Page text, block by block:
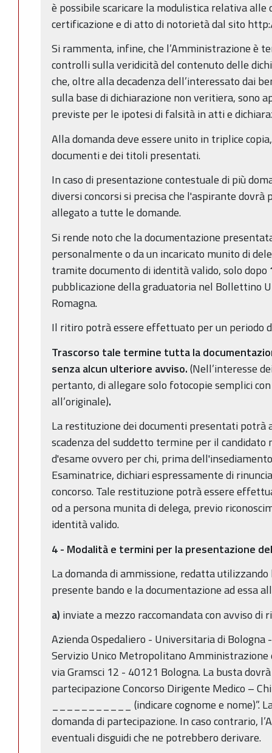
è possibile scaricare la modulistica relativa
certificazione e di atto di notorietà dal sito
Si rammenta, infine, che l’Amministrazione è
controlli sulla veridicità del contenuto delle
che, oltre alla decadenza dell’interessato dai
sulla base di dichiarazione non veritiera, sono
previste per le ipotesi di falsità in atti e
Alla domanda deve essere unito in triplice
documenti e dei titoli presentati.
In caso di presentazione contestuale di più
diversi concorsi si precisa che l'aspirante
allegato a tutte le domande.
Si rende noto che la documentazione
personalmente o da un incaricato munito di
tramite documento di identità valido, solo dopo
pubblicazione della graduatoria nel Bollettino
Romagna.
Il ritiro potrà essere effettuato per un periodo
Trascorso tale termine tutta la
senza alcun ulteriore avviso.(Nell’interesse
pertanto, di allegare solo fotocopie semplici
all’originale).
La restituzione dei documenti presentati potrà
scadenza del suddetto termine per il
d'esame ovvero per chi, prima
Esaminatrice, dichiari espressamente di
concorso. Tale restituzione potrà essere
od a persona munita di delega, previo
identità valido.
4 - Modalità e termini per la presentazione
La domanda di ammissione, redatta
presente bando e la documentazione ad essa
a) inviate a mezzo raccomandata con avviso di
Azienda Ospedaliero - Universitaria di Bologna
Servizio Unico Metropolitano Amministrazione
via Gramsci 12 - 40121 Bologna. La busta
partecipazione Concorso Dirigente Medico –
___________ (indicare cognome e nome)”.
domanda di partecipazione. In caso contrario,
eventuali disguidi che ne potrebbero derivare.